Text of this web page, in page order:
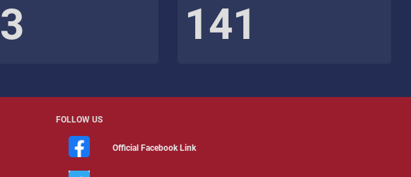
141
FOLLOW US
Official Facebook Link